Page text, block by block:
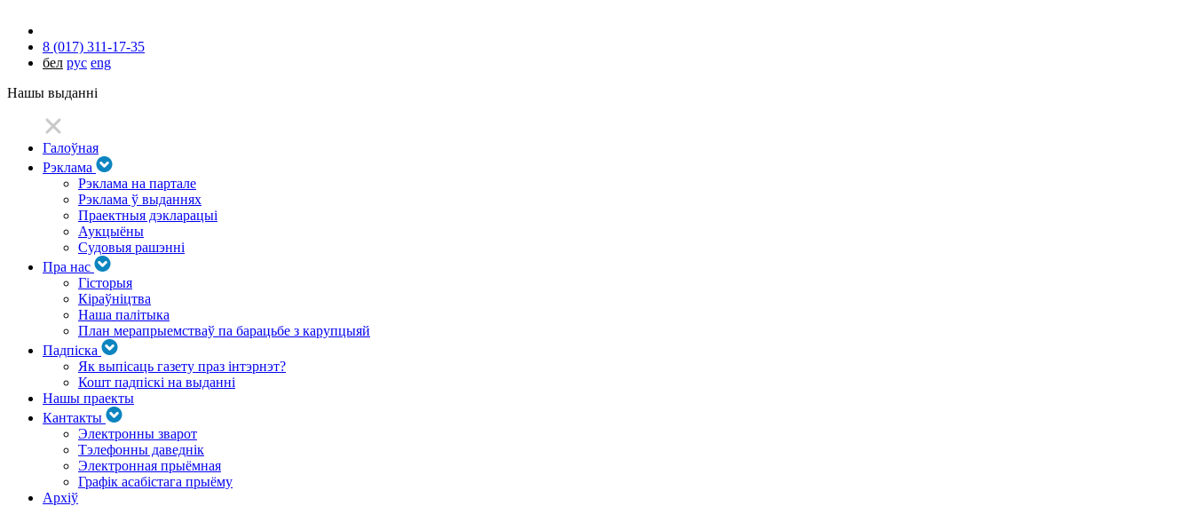
8 (017) 311-17-35
бел рус eng
Нашы выданні
Галоўная
Рэклама
Рэклама на партале
Рэклама ў выданнях
Праектныя дэкларацыі
Аукцыёны
Судовыя рашэнні
Пра нас
Гісторыя
Кіраўніцтва
Наша палітыка
План мерапрыемстваў па барацьбе з карупцыяй
Падпіска
Як выпісаць газету праз інтэрнэт?
Кошт падпіскі на выданні
Нашы праекты
Кантакты
Электронны зварот
Тэлефонны даведнік
Электронная прыёмная
Графік асабістага прыёму
Архіў